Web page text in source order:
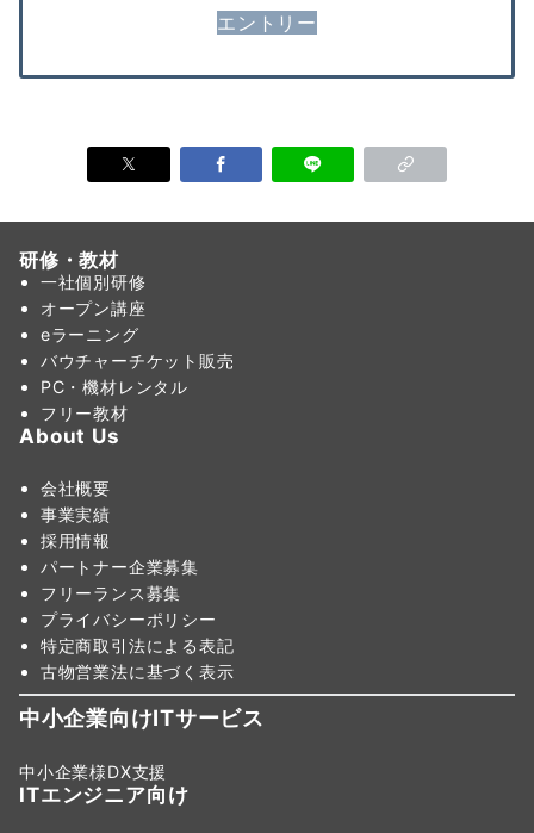
エントリー
研修・教材
一社個別研修
オープン講座
eラーニング
バウチャーチケット販売
PC・機材レンタル
フリー教材
About Us
会社概要
事業実績
採用情報
パートナー企業募集
フリーランス募集
プライバシーポリシー
特定商取引法による表記
古物営業法に基づく表示
中小企業向けITサービス
中小企業様DX支援
ITエンジニア向け